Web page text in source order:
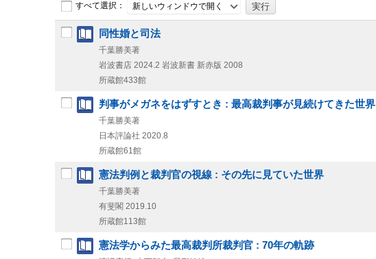
すべて選択： 新しいウィンドウで開く
同性婚と司法
千葉勝美著
岩波書店 2024.2 岩波新書 新赤版 2008
所蔵館433館
判事がメガネをはずすとき : 最高裁判事が見続けてきた世界
千葉勝美著
日本評論社 2020.8
所蔵館61館
憲法判例と裁判官の視線 : その先に見ていた世界
千葉勝美著
有斐閣 2019.10
所蔵館113館
憲法学からみた最高裁判所裁判官 : 70年の軌跡